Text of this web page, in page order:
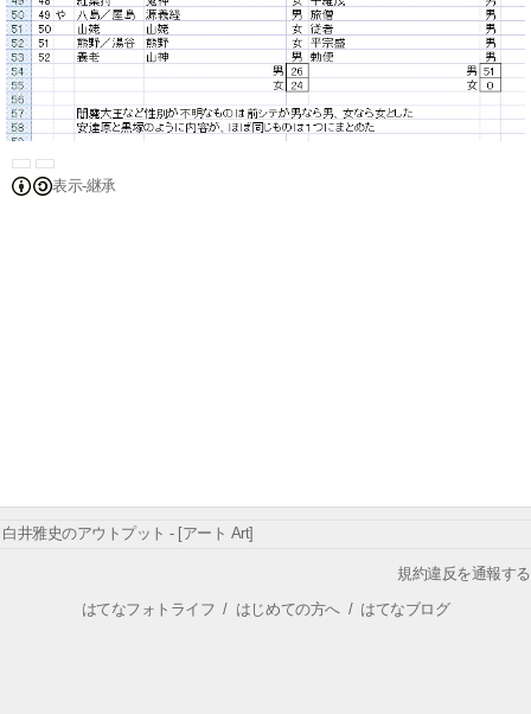
表示-継承
白井雅史のアウトプット - [アート Art]
規約違反を通報する
はてなフォトライフ / はじめての方へ/ はてなブログ